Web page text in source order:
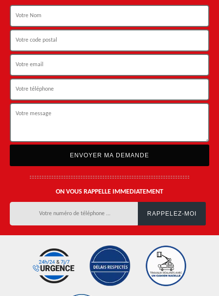
ON VOUS RAPPELLE IMMEDIATEMENT